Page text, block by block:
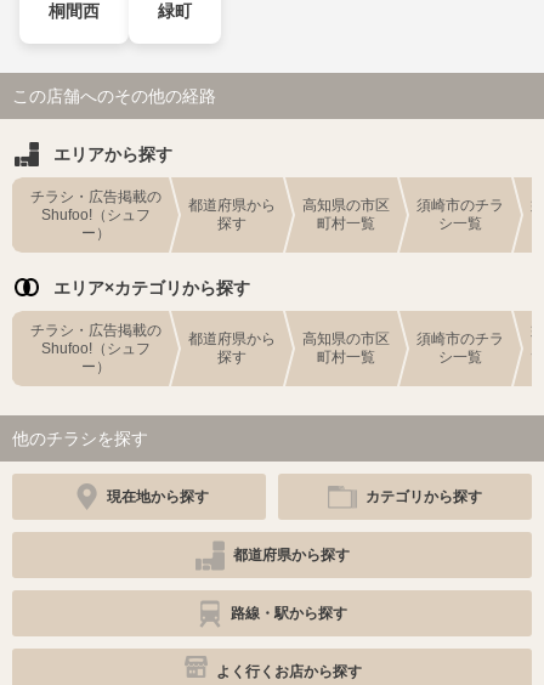
桐間西 緑町
この店舗へのその他の経路
エリアから探す
チラシ・広告掲載の
Shufoo!（シュフ
ー）
都道府県から
探す
高知県の市区
町村一覧
須崎市のチラ
シ一覧
エリア×カテゴリから探す
チラシ・広告掲載の
Shufoo!（シュフ
ー）
都道府県から
探す
高知県の市区
町村一覧
須崎市のチラ
シ一覧
他のチラシを探す
現在地から探す カテゴリから探す
都道府県から探す
路線・駅から探す
よく行くお店から探す